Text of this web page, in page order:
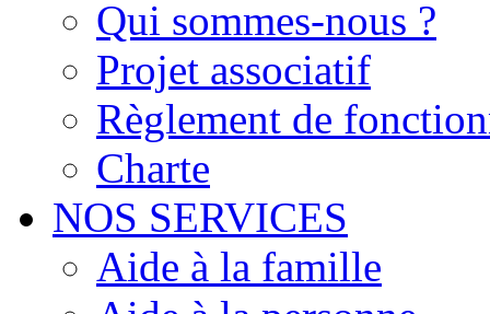
Qui sommes-nous ?
Projet associatif
Règlement de
Charte
NOS SERVICES
Aide à la famille